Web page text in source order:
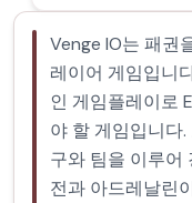
Venge IO는 패권
레이어 게임입니
인 게임플레이로
야 할 게임입니다
구와 팀을 이루어
전과 아드레날린